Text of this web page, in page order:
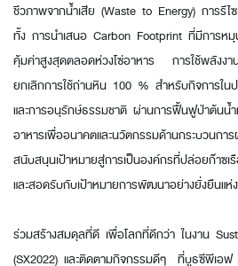
ชีวภาพจากน้ำเสีย (Waste to Energy) การรี
ทั้ง การนำเสนอ Carbon Footprint ที่มีการหมุ
คุ้มค่าสูงสุดตลอดห่วงโซ่อาหาร การใช้พลังงา
ยกเลิกการใช้ถ่านหิน 100 % สำหรับกิจการใน
และการอนุรักษ์ธรรมชาติ ผ่านการฟื้นฟูป่าต้นน้ำ
อาหารเพื่ออนาคตและนวัตกรรมด้านกระบวนก
สนับสนุนเป้าหมายสู่การเป็นองค์กรที่ปล่อยก๊าซ
และสอดรับกับเป้าหมายการพัฒนาอย่างยั่งยืนแห่
ร่วมสร้างสมดุลที่ดี เพื่อโลกที่ดีกว่า ในงาน
(SX2022) และติดตามกิจกรรมดีๆ ที่บูธซีพีเ